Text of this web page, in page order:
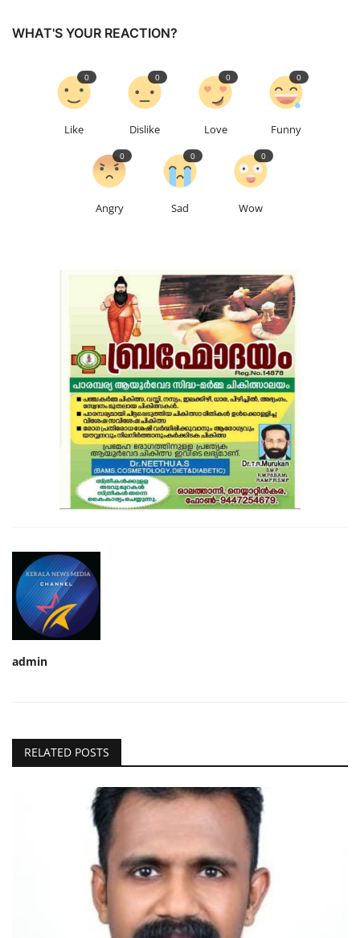
WHAT'S YOUR REACTION?
Like
0
Dislike
0
Love
0
Funny
0
Angry
0
Sad
0
Wow
0
admin
RELATED POSTS